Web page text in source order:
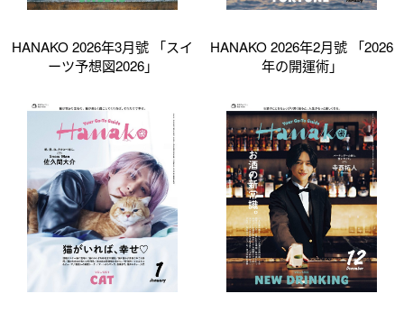
HANAKO 2026年3月號 「スイ
ーツ予想図2026」
HANAKO 2026年2月號 「2026
年の開運術」